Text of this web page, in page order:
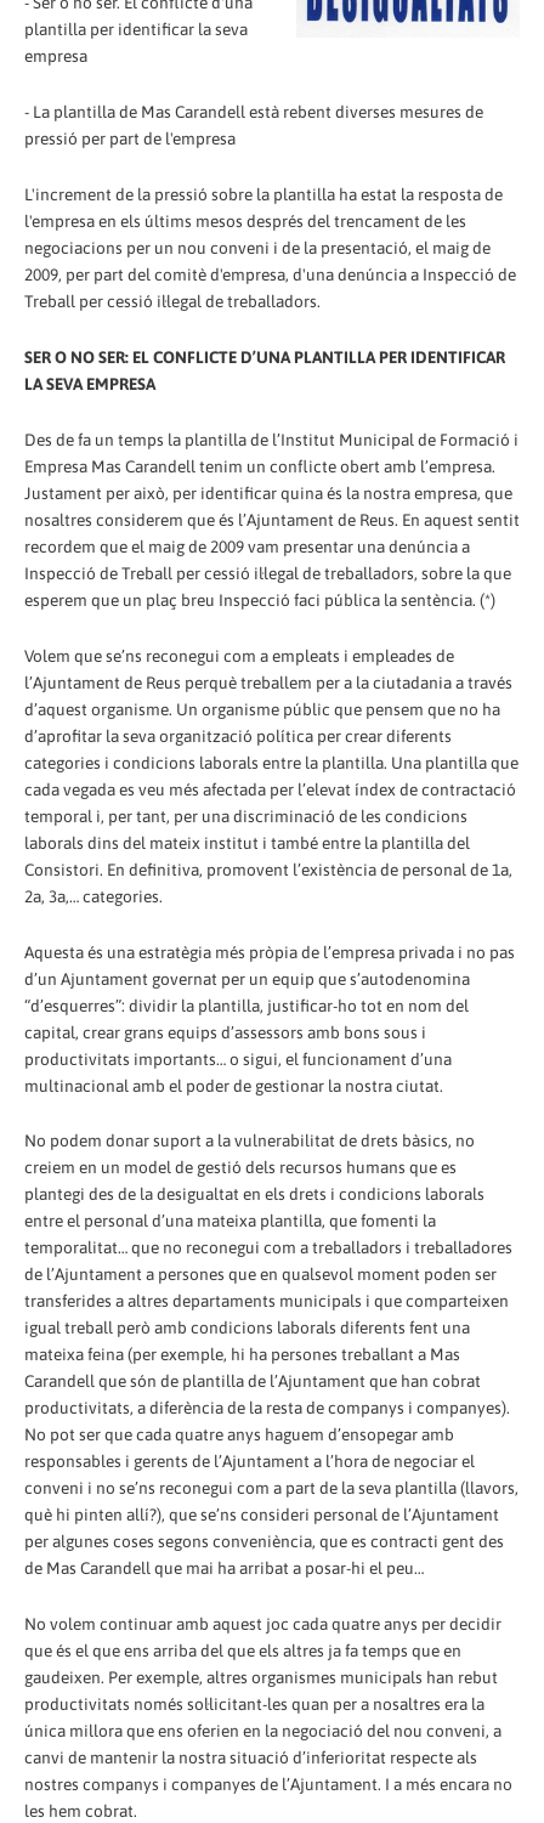
plantilla per identificar la seva
empresa
- La plantilla de Mas Carandell està rebent diverses mesures de
pressió per part de l'empresa
L'increment de la pressió sobre la plantilla ha estat la resposta de
l'empresa en els últims mesos després del trencament de les
negociacions per un nou conveni i de la presentació, el maig de
2009, per part del comitè d'empresa, d'una denúncia a Inspecció de
Treball per cessió il·legal de treballadors.
SER O NO SER: EL CONFLICTE D’UNA PLANTILLA PER IDENTIFICAR
LA SEVA EMPRESA
Des de fa un temps la plantilla de l’Institut Municipal de Formació i
Empresa Mas Carandell tenim un conflicte obert amb l’empresa.
Justament per això, per identificar quina és la nostra empresa, que
nosaltres considerem que és l’Ajuntament de Reus. En aquest sentit
recordem que el maig de 2009 vam presentar una denúncia a
Inspecció de Treball per cessió il·legal de treballadors, sobre la que
esperem que un plaç breu Inspecció faci pública la sentència. (*)
Volem que se’ns reconegui com a empleats i empleades de
l’Ajuntament de Reus perquè treballem per a la ciutadania a través
d’aquest organisme. Un organisme públic que pensem que no ha
d’aprofitar la seva organització política per crear diferents
categories i condicions laborals entre la plantilla. Una plantilla que
cada vegada es veu més afectada per l’elevat índex de contractació
temporal i, per tant, per una discriminació de les condicions
laborals dins del mateix institut i també entre la plantilla del
Consistori. En definitiva, promovent l’existència de personal de 1a,
2a, 3a,… categories.
Aquesta és una estratègia més pròpia de l’empresa privada i no pas
d’un Ajuntament governat per un equip que s’autodenomina
“d’esquerres”: dividir la plantilla, justificar-ho tot en nom del
capital, crear grans equips d’assessors amb bons sous i
productivitats importants… o sigui, el funcionament d’una
multinacional amb el poder de gestionar la nostra ciutat.
No podem donar suport a la vulnerabilitat de drets bàsics, no
creiem en un model de gestió dels recursos humans que es
plantegi des de la desigualtat en els drets i condicions laborals
entre el personal d’una mateixa plantilla, que fomenti la
temporalitat… que no reconegui com a treballadors i treballadores
de l’Ajuntament a persones que en qualsevol moment poden ser
transferides a altres departaments municipals i que comparteixen
igual treball però amb condicions laborals diferents fent una
mateixa feina (per exemple, hi ha persones treballant a Mas
Carandell que són de plantilla de l’Ajuntament que han cobrat
productivitats, a diferència de la resta de companys i companyes).
No pot ser que cada quatre anys haguem d’ensopegar amb
responsables i gerents de l’Ajuntament a l’hora de negociar el
conveni i no se’ns reconegui com a part de la seva plantilla (llavors,
què hi pinten allí?), que se’ns consideri personal de l’Ajuntament
per algunes coses segons conveniència, que es contracti gent des
de Mas Carandell que mai ha arribat a posar-hi el peu…
No volem continuar amb aquest joc cada quatre anys per decidir
que és el que ens arriba del que els altres ja fa temps que en
gaudeixen. Per exemple, altres organismes municipals han rebut
productivitats només sol·licitant-les quan per a nosaltres era la
única millora que ens oferien en la negociació del nou conveni, a
canvi de mantenir la nostra situació d’inferioritat respecte als
nostres companys i companyes de l’Ajuntament. I a més encara no
les hem cobrat.